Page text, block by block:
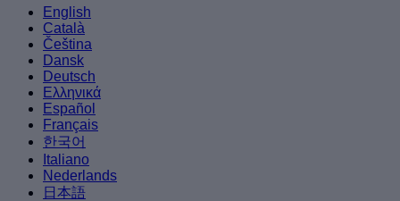
English
Català
Čeština
Dansk
Deutsch
Ελληνικά
Español
Français
한국어
Italiano
Nederlands
日本語